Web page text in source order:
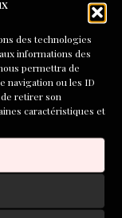
des technologies
informations des
permettra de
navigation ou les ID
retirer son
caractéristiques et
d’un agent